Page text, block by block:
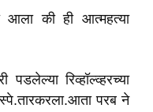
आला की ही आत्महत्या
रिव्हॉल्व्हरच्या
परब ने